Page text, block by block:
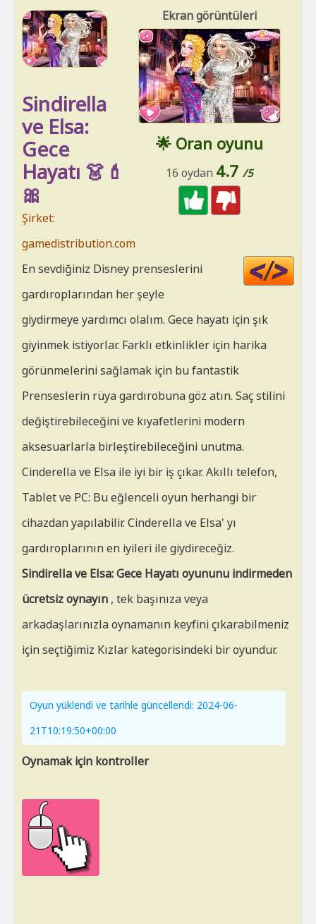
Ekran görüntüleri
🌟 Oran oyunu
16 oydan 4.7 /5
Sindirella
ve Elsa:
Gece
Hayatı 👗💄
🎀
Şirket:
gamedistribution.com
En sevdiğiniz Disney prenseslerini
gardıroplarından her şeyle
giydirmeye yardımcı olalım. Gece hayatı için şık
giyinmek istiyorlar. Farklı etkinlikler için harika
görünmelerini sağlamak için bu fantastik
Prenseslerin rüya gardırobuna göz atın. Saç stilini
değiştirebileceğini ve kıyafetlerini modern
aksesuarlarla birleştirebileceğini unutma.
Cinderella ve Elsa ile iyi bir iş çıkar. Akıllı telefon,
Tablet ve PC: Bu eğlenceli oyun herhangi bir
cihazdan yapılabilir. Cinderella ve Elsa' yı
gardıroplarının en iyileri ile giydireceğiz.
Sindirella ve Elsa: Gece Hayatı oyununu indirmeden
ücretsiz oynayın , tek başınıza veya
arkadaşlarınızla oynamanın keyfini çıkarabilmeniz
için seçtiğimiz Kızlar kategorisindeki bir oyundur.
Oyun yüklendi ve tarihle güncellendi: 2024-06-
21T10:19:50+00:00
Oynamak için kontroller